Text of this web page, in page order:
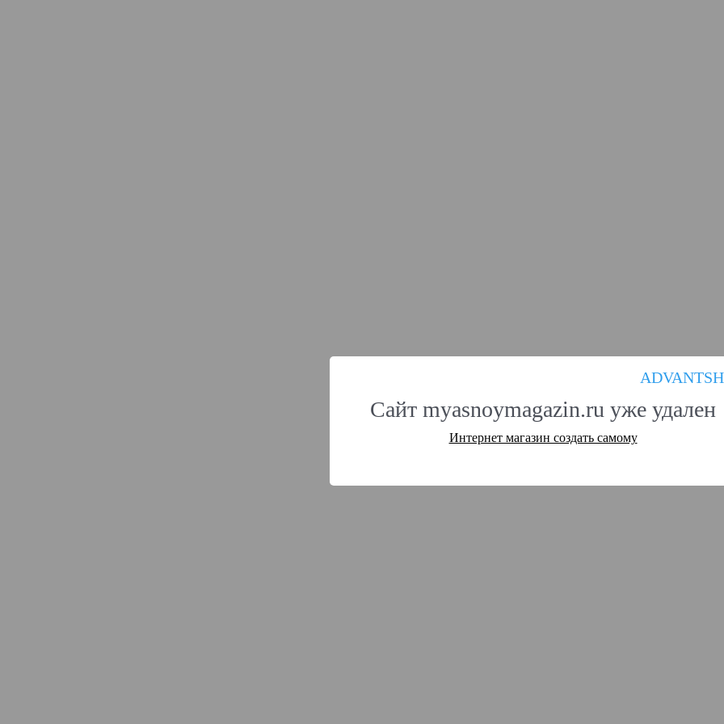
Сайт myasnoymagazin.ru уже удален
Интернет магазин создать самому